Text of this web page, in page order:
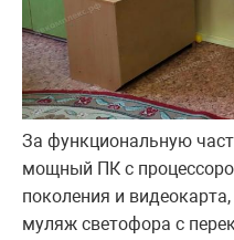
За функциональную
мощный ПК с
поколения и
муляж светофора с